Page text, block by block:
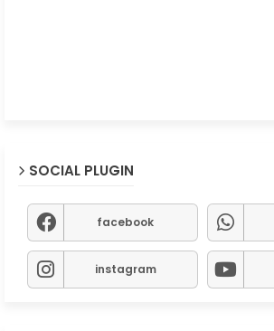
SOCIAL PLUGIN
facebook
instagram